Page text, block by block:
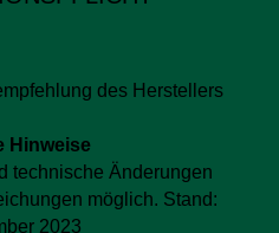
des Herstellers
Hinweise
technische Änderungen
möglich. Stand:
2023